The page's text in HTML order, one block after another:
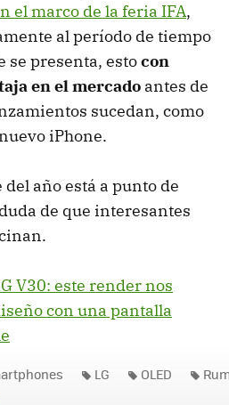
el marco de la feria IFA,
al período de tiempo
se presenta, estocon
en el mercado antes de
sucedan, como
iPhone.
año está a punto de
de que interesantes
V30: este render nos
con una pantalla
LG OLED